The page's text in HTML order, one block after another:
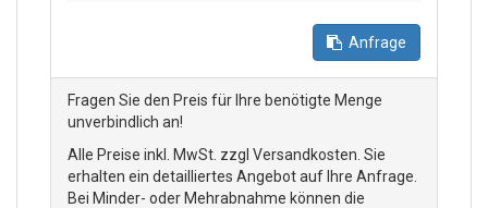
Anfrage
Fragen Sie den Preis für Ihre benötigte Menge
unverbindlich an!
Alle Preise inkl. MwSt. zzgl Versandkosten. Sie
erhalten ein detailliertes Angebot auf Ihre Anfrage.
Bei Minder- oder Mehrabnahme können die